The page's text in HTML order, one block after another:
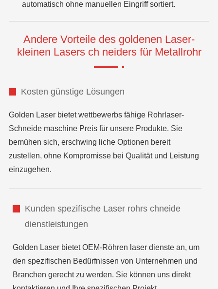
automatisch ohne manuellen Eingriff sortiert.
Andere Vorteile des goldenen Laser-
kleinen Lasers ch neiders für Metallrohr
Kosten günstige Lösungen
Golden Laser bietet wettbewerbs fähige Rohrlaser-
Schneide maschine Preis für unsere Produkte. Sie
bemühen sich, erschwing liche Optionen bereit
zustellen, ohne Kompromisse bei Qualität und Leistung
einzugehen.
Kunden spezifische Laser rohrs chneide
dienstleistungen
Golden Laser bietet OEM-Röhren laser dienste an, um
den spezifischen Bedürfnissen von Unternehmen und
Branchen gerecht zu werden. Sie können uns direkt